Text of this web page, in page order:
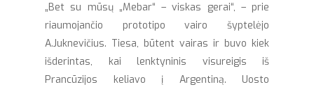
„Bet su mūsų „Mebar“ – viskas gerai“, – prie
riaumojančio prototipo vairo šyptelėjo
A.Juknevičius. Tiesa, būtent vairas ir buvo kiek
išderintas, kai lenktyninis visureigis iš
Prancūzijos keliavo į Argentiną. Uosto